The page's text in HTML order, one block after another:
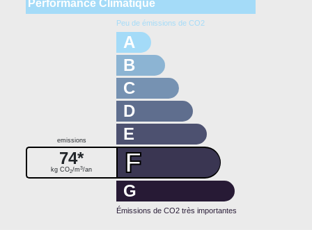
Performance Climatique
Peu de émissions de CO2
A
B
C
D
E
F
emissions
74*
kg CO2/m3/an
G
Émissions de CO2 très importantes